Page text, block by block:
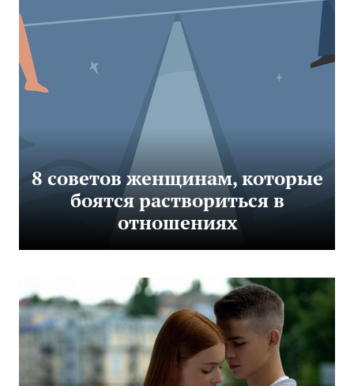
8 советов женщинам, которые
боятся раствориться в
отношениях